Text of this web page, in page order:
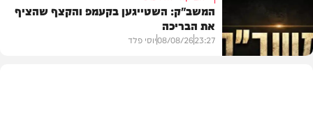
בית המדרש
המשב"ק: השטייגען בקעמפ והקצף שהציף
את הבריכה
23:27
08/08/26יוסי פלד